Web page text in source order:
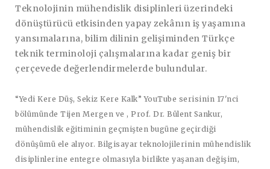
Teknolojinin mühendislik disiplinleri üzerindeki
dönüştürücü etkisinden yapay zekânın iş yaşamına
yansımalarına, bilim dilinin gelişiminden Türkçe
teknik terminoloji çalışmalarına kadar geniş bir
çerçevede değerlendirmelerde bulundular.
“Yedi Kere Düş, Sekiz Kere Kalk” YouTube serisinin 17'nci
bölümünde Tijen Mergen ve , Prof. Dr. Bülent Sankur,
mühendislik eğitiminin geçmişten bugüne geçirdiği
dönüşümü ele alıyor. Bilgisayar teknolojilerinin mühendislik
disiplinlerine entegre olmasıyla birlikte yaşanan değişim,